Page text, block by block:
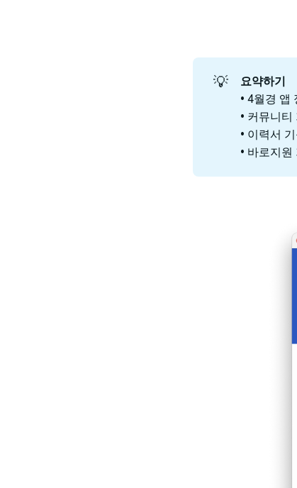
💡
요약하기
• 4월경 앱
• 커뮤니티
• 이력서
• 바로지원